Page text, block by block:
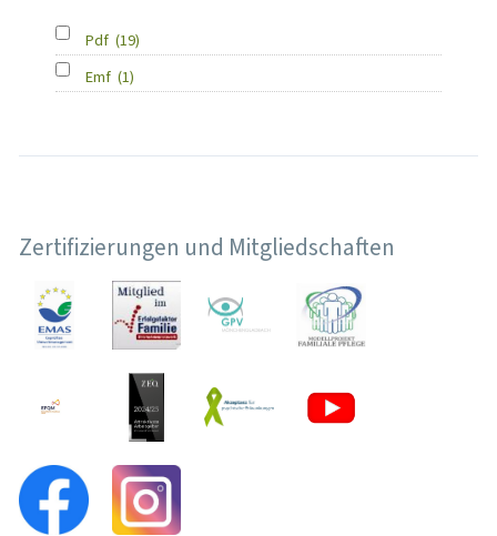
Pdf (19)
Emf (1)
Zertifizierungen und Mitgliedschaften